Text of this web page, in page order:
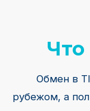
Что
Обмен в
рубежом, а